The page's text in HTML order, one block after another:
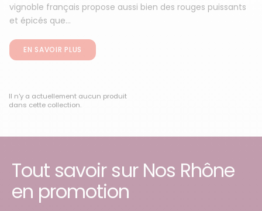
vignoble français propose aussi bien des rouges puissants
et épicés que...
EN SAVOIR PLUS
Il n'y a actuellement aucun produit
dans cette collection.
Tout savoir sur Nos Rhône
en promotion